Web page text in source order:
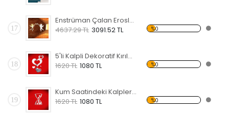
17
Enstrüman Çalan Eroslar Dekoratif Kırılmaz Ayna
4637.29 TL 3091.52 TL %0
18
5'li Kalpli Dekoratif Kırılmaz Ayna
1620 TL 1080 TL %0
19
Kum Saatindeki Kalpler Dekoratif Kırılmaz Ayna
1620 TL 1080 TL %0